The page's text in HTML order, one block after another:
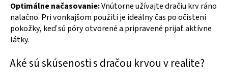
Optimálne načasovanie:Vnútorne užívajte dračiu krv ráno
nalačno. Pri vonkajšom použití je ideálny čas po očistení
pokožky, keď sú póry otvorené a pripravené prijať aktívne
látky.
Aké sú skúsenosti s dračou krvou v realite?